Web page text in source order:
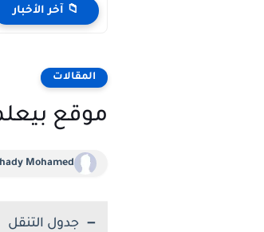
📁 آخر الأخبار
المقالات
موقع
Mohamed
جدول التنقل